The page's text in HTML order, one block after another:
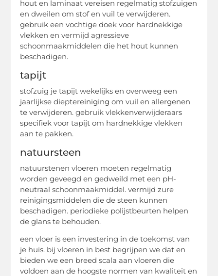
hout en laminaat vereisen regelmatig stofzuigen
en dweilen om stof en vuil te verwijderen.
gebruik een vochtige doek voor hardnekkige
vlekken en vermijd agressieve
schoonmaakmiddelen die het hout kunnen
beschadigen.
tapijt
stofzuig je tapijt wekelijks en overweeg een
jaarlijkse dieptereiniging om vuil en allergenen
te verwijderen. gebruik vlekkenverwijderaars
specifiek voor tapijt om hardnekkige vlekken
aan te pakken.
natuursteen
natuurstenen vloeren moeten regelmatig
worden geveegd en gedweild met een pH-
neutraal schoonmaakmiddel. vermijd zure
reinigingsmiddelen die de steen kunnen
beschadigen. periodieke polijstbeurten helpen
de glans te behouden.
een vloer is een investering in de toekomst van
je huis. bij vloeren in best begrijpen we dat en
bieden we een breed scala aan vloeren die
voldoen aan de hoogste normen van kwaliteit en